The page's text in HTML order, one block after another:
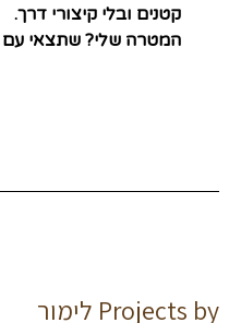
קטנים ובלי קיצורי דרך.
המטרה שלי? שתצאי עם
Projects by לימור